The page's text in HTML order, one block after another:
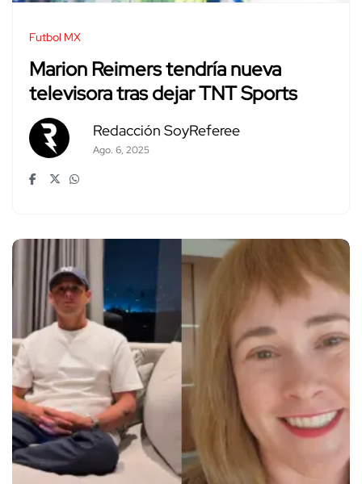
Futbol MX
Marion Reimers tendría nueva
televisora tras dejar TNT Sports
Redacción SoyReferee
Ago. 6, 2025